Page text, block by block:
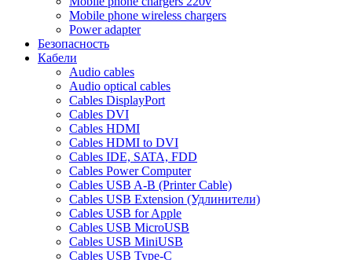
Mobile phone wireless chargers
Power adapter
Безопасность
Кабели
Audio cables
Audio optical cables
Cables DisplayPort
Cables DVI
Cables HDMI
Cables HDMI to DVI
Cables IDE, SATA, FDD
Cables Power Computer
Cables USB A-B (Printer Cable)
Cables USB Extension (Удлинители)
Cables USB for Apple
Cables USB MicroUSB
Cables USB MiniUSB
Cables USB Type-C